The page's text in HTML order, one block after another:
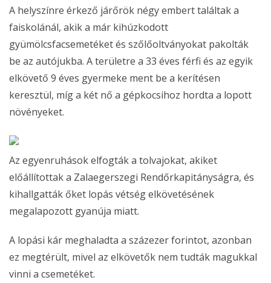
A helyszínre érkező járőrök négy embert találtak a
faiskolánál, akik a már kihúzkodott
gyümölcsfacsemetéket és szőlőoltványokat pakolták
be az autójukba. A területre a 33 éves férfi és az egyik
elkövető 9 éves gyermeke ment be a kerítésen
keresztül, míg a két nő a gépkocsihoz hordta a lopott
növényeket.
Az egyenruhások elfogták a tolvajokat, akiket
előállítottak a Zalaegerszegi Rendőrkapitányságra, és
kihallgatták őket lopás vétség elkövetésének
megalapozott gyanúja miatt.
A lopási kár meghaladta a százezer forintot, azonban
ez megtérült, mivel az elkövetők nem tudták magukkal
vinni a csemetéket.